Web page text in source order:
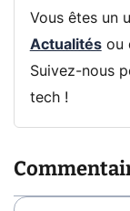
Vous êtes un
Actualitésou
Suivez-nous
tech !